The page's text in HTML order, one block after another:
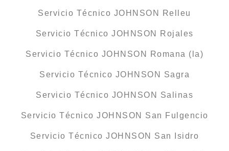
Servicio Técnico JOHNSON Relleu
Servicio Técnico JOHNSON Rojales
Servicio Técnico JOHNSON Romana (la)
Servicio Técnico JOHNSON Sagra
Servicio Técnico JOHNSON Salinas
Servicio Técnico JOHNSON San Fulgencio
Servicio Técnico JOHNSON San Isidro